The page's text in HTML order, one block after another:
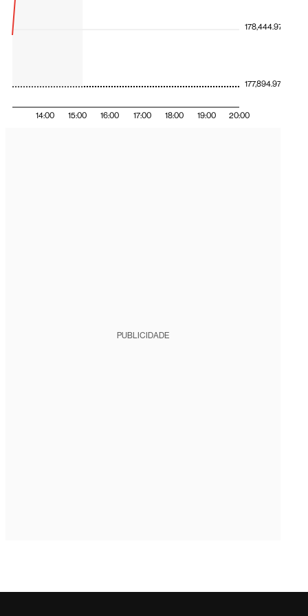
14:00 15:00 16:00 17:00 18:00 19:00 20:00
177,894.97
178,444.97
PUBLICIDADE